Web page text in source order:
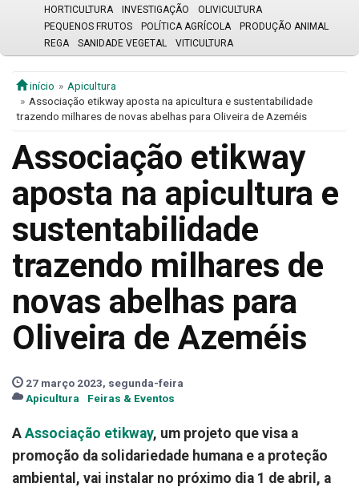
HORTICULTURA
INVESTIGAÇÃO
OLIVICULTURA
PEQUENOS FRUTOS
POLÍTICA AGRÍCOLA
PRODUÇÃO ANIMAL
REGA
SANIDADE VEGETAL VITICULTURA
início
Apicultura
Associação etikway aposta na apicultura e sustentabilidade
trazendo milhares de novas abelhas para Oliveira de Azeméis
Associação etikway
aposta na apicultura e
sustentabilidade
trazendo milhares de
novas abelhas para
Oliveira de Azeméis
27 março 2023, segunda-feira
Apicultura
Feiras & Eventos
A Associação etikway, um projeto que visa a
promoção da solidariedade humana e a proteção
ambiental, vai instalar no próximo dia 1 de abril, a